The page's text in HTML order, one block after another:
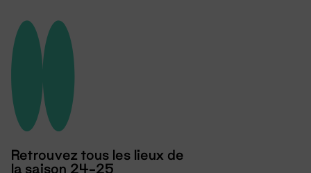
Retrouvez tous les lieux de
la saison 24-25